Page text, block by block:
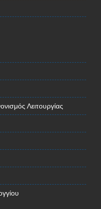
Λειτουργίας